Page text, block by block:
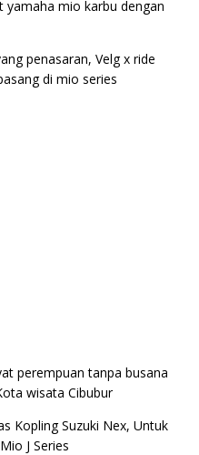
yamaha mio karbu dengan
penasaran, Velg x ride
di mio series
perempuan tanpa busana
wisata Cibubur
Kopling Suzuki Nex, Untuk
J Series